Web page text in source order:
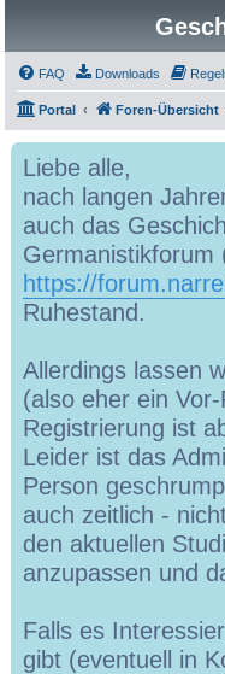
FAQ Downloads
Portal Foren-Übersicht
Liebe alle,
nach langen
auch das
Germanistikforum
https://
Ruhestand.
Allerdings lassen
(also eher ein
Registrierung ist
Leider ist das
Person
auch zeitlich -
den aktuellen
anzupassen und
Falls es
gibt (eventuell in